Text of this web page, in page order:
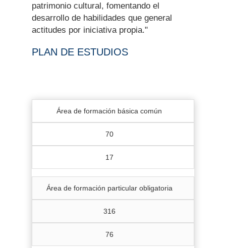
patrimonio cultural, fomentando el
desarrollo de habilidades que general
actitudes por iniciativa propia."
PLAN DE ESTUDIOS
Área de formación básica común
70
17
Área de formación particular obligatoria
316
76